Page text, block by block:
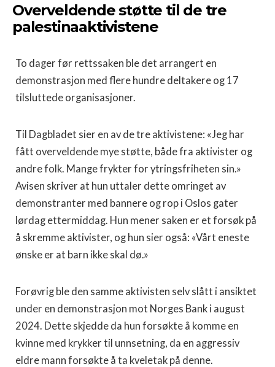
Overveldende støtte til de tre
palestinaaktivistene
To dager før rettssaken ble det arrangert en
demonstrasjon med flere hundre deltakere og 17
tilsluttede organisasjoner.
Til Dagbladet sier en av de tre aktivistene: «Jeg har
fått overveldende mye støtte, både fra aktivister og
andre folk. Mange frykter for ytringsfriheten sin.»
Avisen skriver at hun uttaler dette omringet av
demonstranter med bannere og rop i Oslos gater
lørdag ettermiddag. Hun mener saken er et forsøk på
å skremme aktivister, og hun sier også: «Vårt eneste
ønske er at barn ikke skal dø.»
Forøvrig ble den samme aktivisten selv slått i ansiktet
under en demonstrasjon mot Norges Bank i august
2024. Dette skjedde da hun forsøkte å komme en
kvinne med krykker til unnsetning, da en aggressiv
eldre mann forsøkte å ta kveletak på denne.